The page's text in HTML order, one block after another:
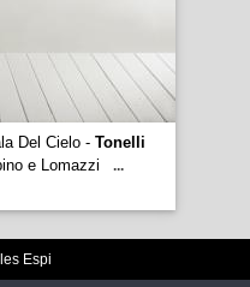
Del Cielo - Tonelli
e Lomazzi
...
Espi